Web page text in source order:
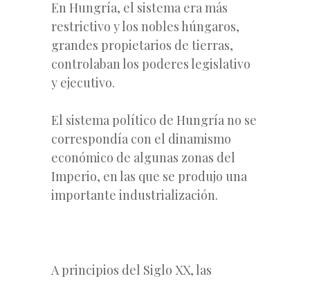
En Hungría, el sistema era más
restrictivo y los nobles húngaros,
grandes propietarios de tierras,
controlaban los poderes legislativo
y ejecutivo.
El sistema político de Hungría no se
correspondía con el dinamismo
económico de algunas zonas del
Imperio, en las que se produjo una
importante industrialización.
A principios del Siglo XX, las